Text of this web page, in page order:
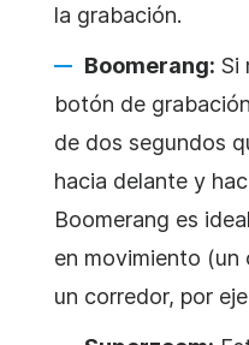
la grabación.
Boomerang: Si
botón de
de dos segundos
hacia delante y
Boomerang es
en movimiento (un
un corredor, por